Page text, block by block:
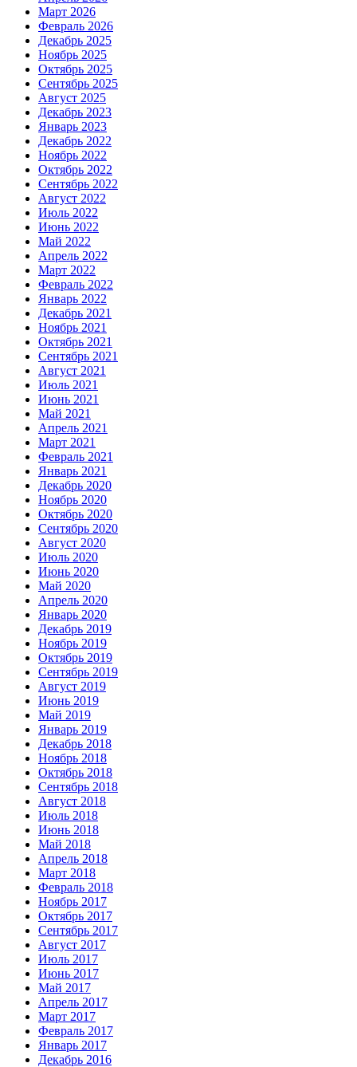
Март 2026
Февраль 2026
Декабрь 2025
Ноябрь 2025
Октябрь 2025
Сентябрь 2025
Август 2025
Декабрь 2023
Январь 2023
Декабрь 2022
Ноябрь 2022
Октябрь 2022
Сентябрь 2022
Август 2022
Июль 2022
Июнь 2022
Май 2022
Апрель 2022
Март 2022
Февраль 2022
Январь 2022
Декабрь 2021
Ноябрь 2021
Октябрь 2021
Сентябрь 2021
Август 2021
Июль 2021
Июнь 2021
Май 2021
Апрель 2021
Март 2021
Февраль 2021
Январь 2021
Декабрь 2020
Ноябрь 2020
Октябрь 2020
Сентябрь 2020
Август 2020
Июль 2020
Июнь 2020
Май 2020
Апрель 2020
Январь 2020
Декабрь 2019
Ноябрь 2019
Октябрь 2019
Сентябрь 2019
Август 2019
Июнь 2019
Май 2019
Январь 2019
Декабрь 2018
Ноябрь 2018
Октябрь 2018
Сентябрь 2018
Август 2018
Июль 2018
Июнь 2018
Май 2018
Апрель 2018
Март 2018
Февраль 2018
Ноябрь 2017
Октябрь 2017
Сентябрь 2017
Август 2017
Июль 2017
Июнь 2017
Май 2017
Апрель 2017
Март 2017
Февраль 2017
Январь 2017
Декабрь 2016